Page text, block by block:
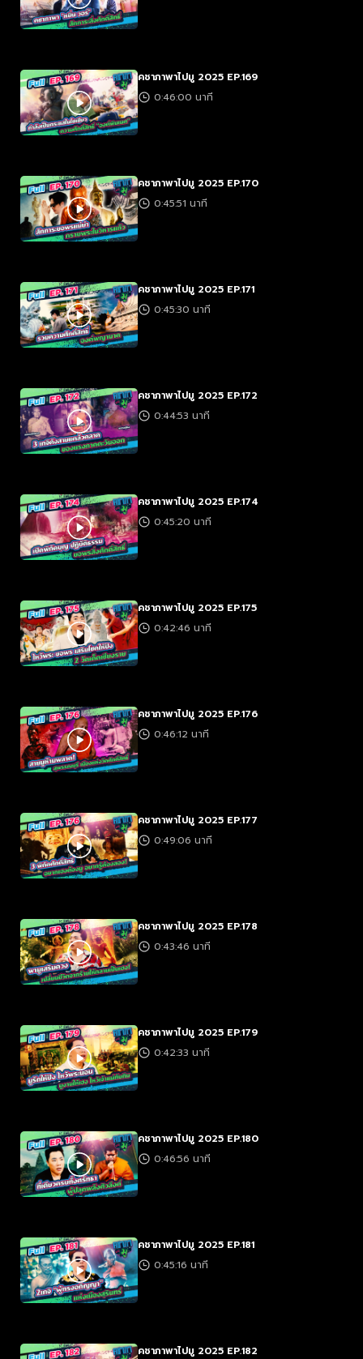
คชาภาพาไปมู 2025 EP.169
0:46:00 นาที
คชาภาพาไปมู 2025 EP.170
0:45:51 นาที
คชาภาพาไปมู 2025 EP.171
0:45:30 นาที
คชาภาพาไปมู 2025 EP.172
0:44:53 นาที
คชาภาพาไปมู 2025 EP.174
0:45:20 นาที
คชาภาพาไปมู 2025 EP.175
0:42:46 นาที
คชาภาพาไปมู 2025 EP.176
0:46:12 นาที
คชาภาพาไปมู 2025 EP.177
0:49:06 นาที
คชาภาพาไปมู 2025 EP.178
0:43:46 นาที
คชาภาพาไปมู 2025 EP.179
0:42:33 นาที
คชาภาพาไปมู 2025 EP.180
0:46:56 นาที
คชาภาพาไปมู 2025 EP.181
0:45:16 นาที
คชาภาพาไปมู 2025 EP.182